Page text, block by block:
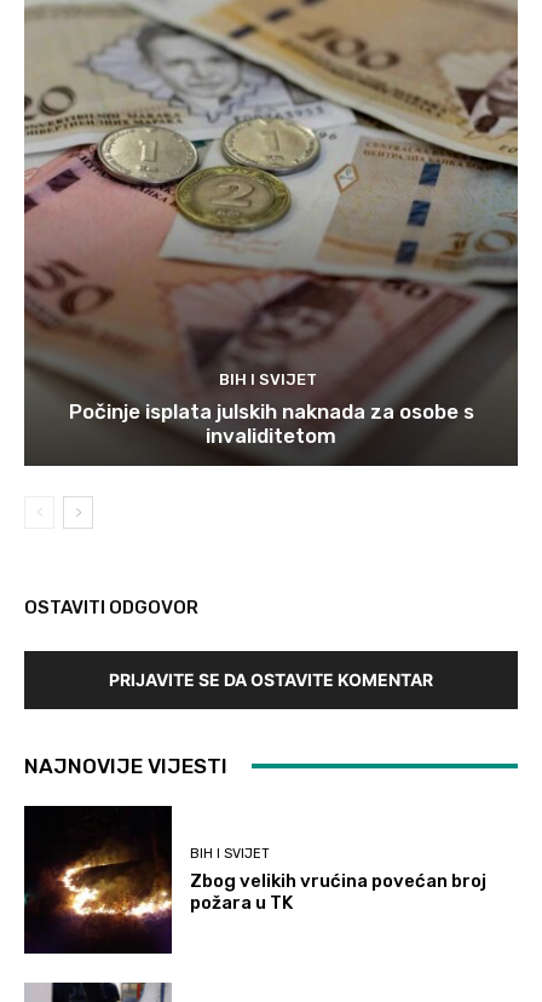
BIH I SVIJET
Počinje isplata julskih naknada za osobe s
invaliditetom
OSTAVITI ODGOVOR
PRIJAVITE SE DA OSTAVITE KOMENTAR
NAJNOVIJE VIJESTI
BIH I SVIJET
Zbog velikih vrućina povećan broj
požara u TK